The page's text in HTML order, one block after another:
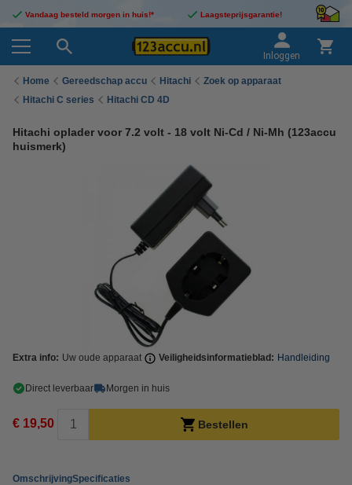
Vandaag besteld morgen in huis!* Laagsteprijsgarantie!
Inloggen
Home Gereedschap accu Hitachi
Zoek op apparaat
Hitachi C series
Hitachi CD 4D
Hitachi oplader voor 7.2 volt - 18 volt Ni-Cd / Ni-Mh (123accu
huismerk)
Extra info: Uw oude apparaat Veiligheidsinformatieblad: Handleiding
Direct leverbaar Morgen in huis
€ 19,50 Bestellen
OmschrijvingSpecificaties